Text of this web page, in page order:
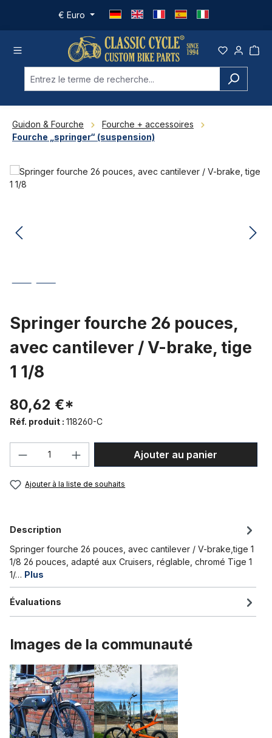
Passer au contenu principal
€ Euro
Guidon & Fourche
Fourche + accessoires
Fourche „springer“ (suspension)
Ignorer la galerie d'images
Springer fourche 26 pouces,
avec cantilever / V-brake, tige
1 1/8
80,62 €*
Réf. produit : 118260-C
Quantité de produit : Entrez la
Ajouter au panier
Ajouter à la liste de souhaits
Description
Springer fourche 26 pouces, avec cantilever / V-brake,tige 1
1/8 26 pouces, adapté aux Cruisers, réglable, chromé Tige 1
1/… Plus
Évaluations
Images de la communauté